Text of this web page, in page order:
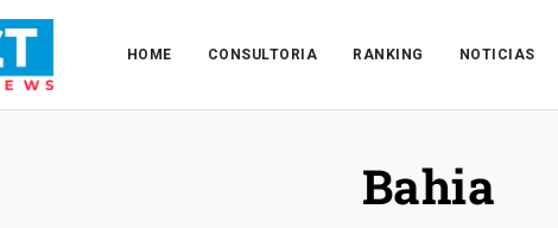
HOME CONSULTORIA RANKING NOTICIAS
Bahia